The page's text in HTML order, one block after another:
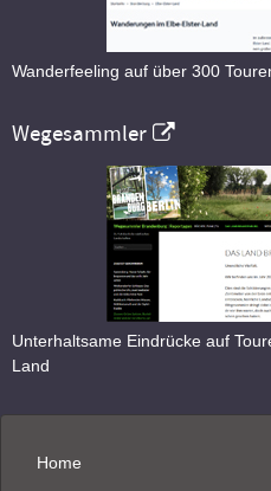
Wanderfeeling auf über 300
Wegesammler
Unterhaltsame Eindrücke auf
Land
Home